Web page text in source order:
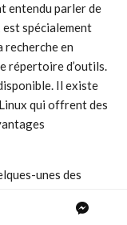
entendu parler de
spécialement
recherche en
répertoire d’outils.
Il existe
qui offrent des
unes des
avantages et